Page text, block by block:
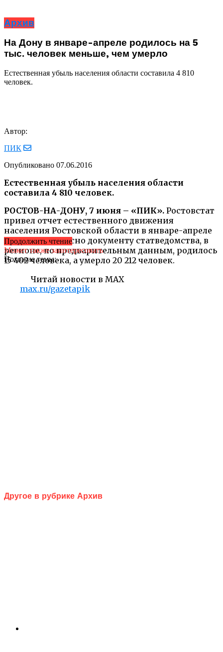
Архив
На Дону в январе-апреле родилось на 5
тыс. человек меньше, чем умерло
Естественная убыль населения области составила 4 810
человек.
Автор:
ПИК
Опубликовано 07.06.2016
Естественная убыль населения области
составила 4 810 человек.
РОСТОВ-НА-ДОНУ, 7 июня – «ПИК». Ростовстат
привел отчет естественного движения
населения Ростовской области в январе-апреле
2016 года. Согласно документу статведомства, в
регионе, по предварительным данным, родилось
15 402 человека, а умерло 20 212 человек.
Читай новости в MAX
max.ru/gazetapik
Продолжить чтение
Может также заинтересовать
Похожие темы:
Другое в рубрике Архив